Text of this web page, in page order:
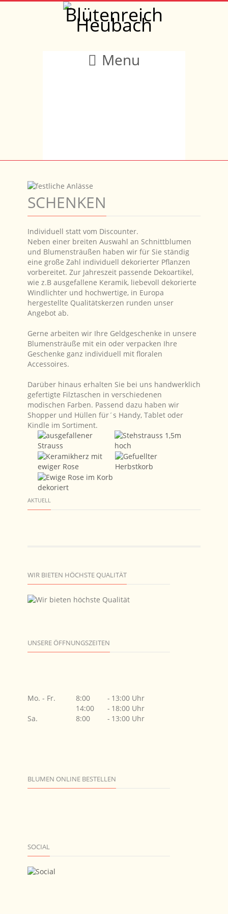
Menu
SCHENKEN
Individuell statt vom Discounter.
Neben einer breiten Auswahl an Schnittblumen
und Blumensträußen haben wir für Sie ständig
eine große Zahl individuell dekorierter Pflanzen
vorbereitet. Zur Jahreszeit passende Dekoartikel,
wie z.B ausgefallene Keramik, liebevoll dekorierte
Windlichter und hochwertige, in Europa
hergestellte Qualitätskerzen runden unser
Angebot ab.
Gerne arbeiten wir Ihre Geldgeschenke in unsere
Blumensträuße mit ein oder verpacken Ihre
Geschenke ganz individuell mit floralen
Accessoires.
Darüber hinaus erhalten Sie bei uns handwerklich
gefertigte Filztaschen in verschiedenen
modischen Farben. Passend dazu haben wir
Shopper und Hüllen für´s Handy, Tablet oder
Kindle im Sortiment.
AKTUELL
WIR BIETEN HÖCHSTE QUALITÄT
UNSERE ÖFFNUNGSZEITEN
Mo. - Fr. 8:00 - 13:00 Uhr
14:00
- 18:00 Uhr
Sa.
8:00 - 13:00 Uhr
BLUMEN ONLINE BESTELLEN
SOCIAL